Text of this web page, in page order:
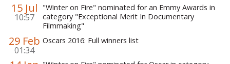
15 Jul
10:57
"Winter on Fire" nominated for an Emmy Awards in
category "Exceptional Merit In Documentary
Filmmaking"
29 Feb
01:34
Oscars 2016: Full winners list